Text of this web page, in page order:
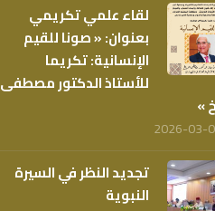
لقاء علمي تكريمي
بعنوان: « صونا للقيم
الإنسانية: تكريما
للأستاذ الدكتور مصطفى
»
2026-03-
تجديد النظر في السيرة
النبوية